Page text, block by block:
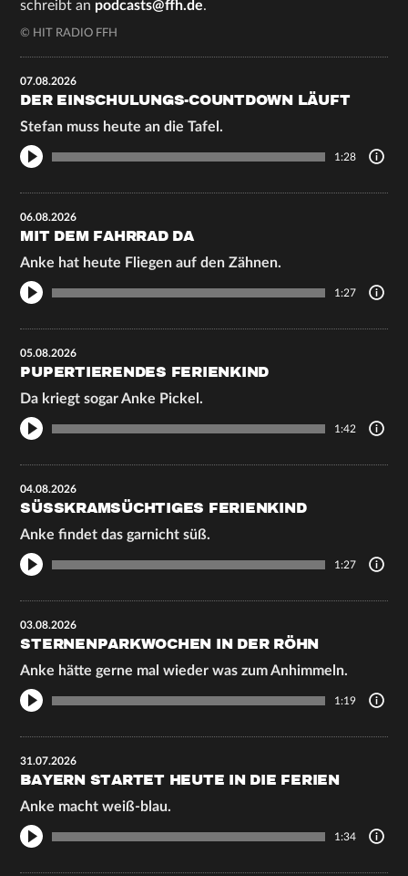
schreibt an podcasts@ffh.de.
© HIT RADIO FFH
07.08.2026
DER EINSCHULUNGS-COUNTDOWN LÄUFT
Stefan muss heute an die Tafel.
1:28
06.08.2026
MIT DEM FAHRRAD DA
Anke hat heute Fliegen auf den Zähnen.
1:27
05.08.2026
PUPERTIERENDES FERIENKIND
Da kriegt sogar Anke Pickel.
1:42
04.08.2026
SÜSSKRAMSÜCHTIGES FERIENKIND
Anke findet das garnicht süß.
1:27
03.08.2026
STERNENPARKWOCHEN IN DER RÖHN
Anke hätte gerne mal wieder was zum Anhimmeln.
1:19
31.07.2026
BAYERN STARTET HEUTE IN DIE FERIEN
Anke macht weiß-blau.
1:34